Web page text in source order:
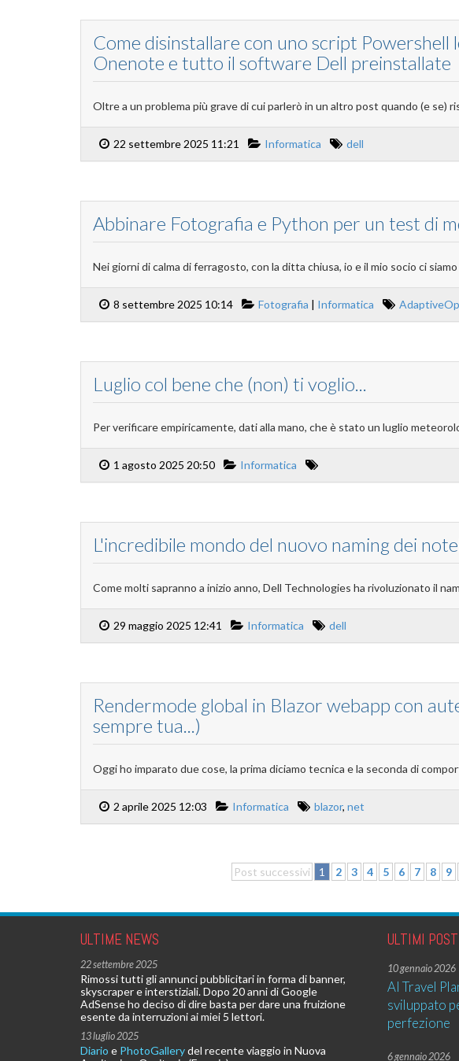
Come disinstallare con uno script Powershell
Onenote e tutto il software Dell preinstallate
Oltre a un problema più grave di cui parlerò in un altro post quando (e se)
22 settembre 2025 11:21 Informatica dell
Abbinare Fotografia e Python per un test di
Nei giorni di calma di ferragosto, con la ditta chiusa, io e il mio socio ci
8 settembre 2025 10:14 Fotografia | Informatica
Luglio col bene che (non) ti voglio...
Per verificare empiricamente, dati alla mano, che è stato un luglio
1 agosto 2025 20:50 Informatica
L'incredibile mondo del nuovo naming dei
Come molti sapranno a inizio anno, Dell Technologies ha rivoluzionato il
29 maggio 2025 12:41 Informatica dell
Rendermode global in Blazor webapp con
sempre tua...)
Oggi ho imparato due cose, la prima diciamo tecnica e la seconda di
2 aprile 2025 12:03 Informatica blazor, net
Post successivi 1 2 3 4 5 6 7 8 9
ULTIME NEWS
22 settembre 2025
Rimossi tutti gli annunci pubblicitari in forma di banner,
skyscraper e interstiziali. Dopo 20 anni di Google
AdSense ho deciso di dire basta per dare una fruizione
esente da interruzioni ai miei 5 lettori.
13 luglio 2025
Diario e PhotoGallerydel recente viaggio in Nuova
ULTIMI
10 gennaio 2026
AI Travel
sviluppato
perfezione
6 gennaio 2026